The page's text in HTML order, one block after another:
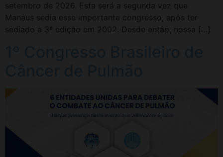
setembro de 2026. Esta será a segunda vez que
Manaus sedia esse importante congresso, após ter
sediado a 3ª edição em 2002. Desde então, nossa […]